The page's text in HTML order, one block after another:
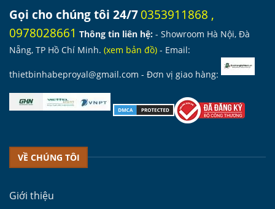
Gọi cho chúng tôi 24/70353911868 ,
0978028661 Thông tin liên hệ: - Showroom Hà Nội, Đà
Nẵng, TP Hồ Chí Minh. (xem bản đồ) - Email:
thietbinhabeproyal@gmail.com - Đơn vị giao hàng:
VỀ CHÚNG TÔI
Giới thiệu